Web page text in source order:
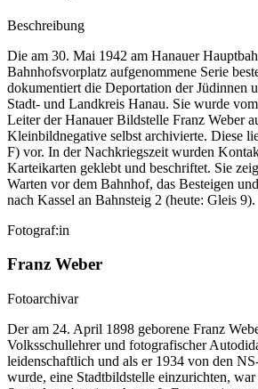
Beschreibung
Die am 30. Mai 1942 am Hanauer
Bahnhofsvorplatz aufgenommene Serie
dokumentiert die Deportation der Jüdinnen
Stadt- und Landkreis Hanau. Sie wurde
Leiter der Hanauer Bildstelle Franz Weber
Kleinbildnegative selbst archivierte. Diese
F) vor. In der Nachkriegszeit wurden
Karteikarten geklebt und beschriftet. Sie
Warten vor dem Bahnhof, das Besteigen
nach Kassel an Bahnsteig 2 (heute: Gleis 9).
Fotograf:in
Franz Weber
Fotoarchivar
Der am 24. April 1898 geborene Franz
Volksschullehrer und fotografischer
leidenschaftlich und als er 1934 von den
wurde, eine Stadtbildstelle einzurichten, war